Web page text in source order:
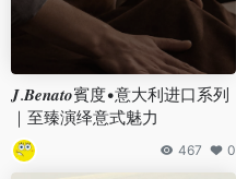
𝑱.𝑩𝒆𝒏𝒂𝒕𝒐賓度•意大利进口系列
｜至臻演绎意式魅力
467 0